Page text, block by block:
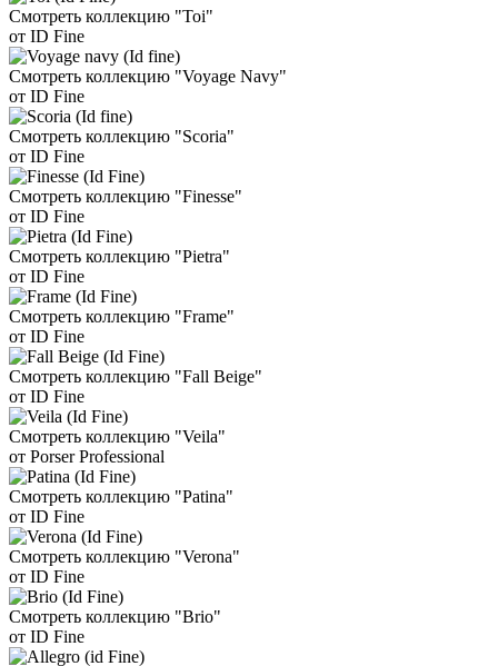
Смотреть коллекцию "Toi"
от ID Fine
Смотреть коллекцию "Voyage Navy"
от ID Fine
Смотреть коллекцию "Scoria"
от ID Fine
Смотреть коллекцию "Finesse"
от ID Fine
Смотреть коллекцию "Pietra"
от ID Fine
Смотреть коллекцию "Frame"
от ID Fine
Смотреть коллекцию "Fall Beige"
от ID Fine
Смотреть коллекцию "Veila"
от Porser Professional
Смотреть коллекцию "Patina"
от ID Fine
Смотреть коллекцию "Verona"
от ID Fine
Смотреть коллекцию "Brio"
от ID Fine